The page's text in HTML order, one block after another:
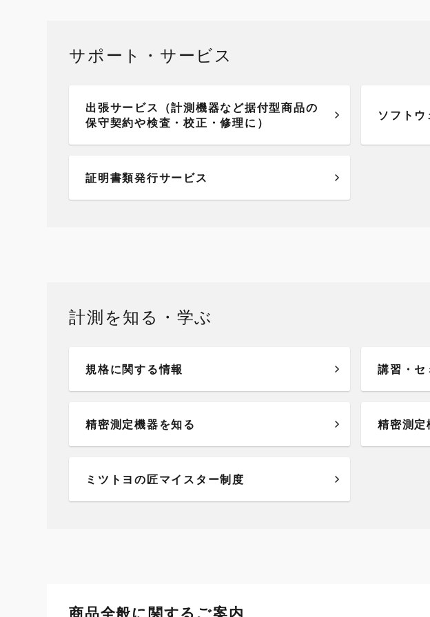
サポート・サービス
出張サービス（計測機器など据付型商品の
保守契約や検査・校正・修理に）
ソフト
証明書類発行サービス
計測を知る・学ぶ
規格に関する情報 講習・セ
精密測定機器を知る 精密測定
ミツトヨの匠マイスター制度
商品全般に関するご案内